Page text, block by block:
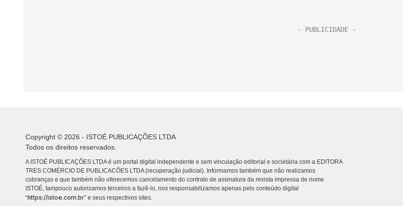
Copyright © 2026 - ISTOÉ PUBLICAÇÕES LTDA
Todos os direitos reservados.
A ISTOÉ PUBLICAÇÕES LTDA é um portal digital independente e sem vinculação editorial e societária com a EDITORA
TRES COMÉRCIO DE PUBLICACÕES LTDA (recuperação judicial). Informamos também que não realizamos
cobranças e que também não oferecemos cancelamento do contrato de assinatura da revista impressa de nome
ISTOÉ, tampouco autorizamos terceiros a fazê-lo, nos responsabilizamos apenas pelo conteúdo digital
“https://istoe.com.br” e seus respectivos sites.